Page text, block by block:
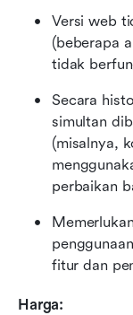
Versi web
(beberapa
tidak
Secara
simultan
(misalnya,
perbaikan
fitur dan
Harga: